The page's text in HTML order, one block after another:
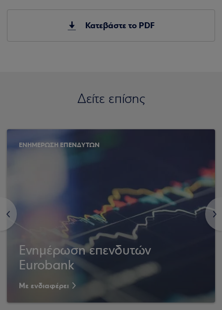
Κατεβάστε το PDF
Δείτε επίσης
<
ΕΝΗΜΕΡΩΣΗ ΕΠΕΝΔΥΤΩΝ
Ενημέρωση επενδυτών
Eurobank
Με ενδιαφέρει
>